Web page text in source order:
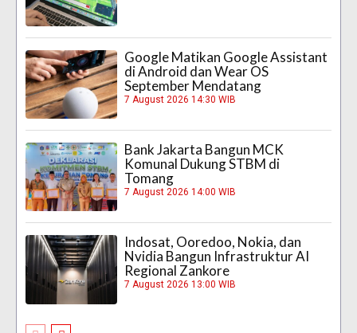
Google Matikan Google Assistant
di Android dan Wear OS
September Mendatang
7 August 2026 14:30 WIB
Bank Jakarta Bangun MCK
Komunal Dukung STBM di
Tomang
7 August 2026 14:00 WIB
Indosat, Ooredoo, Nokia, dan
Nvidia Bangun Infrastruktur AI
Regional Zankore
7 August 2026 13:00 WIB